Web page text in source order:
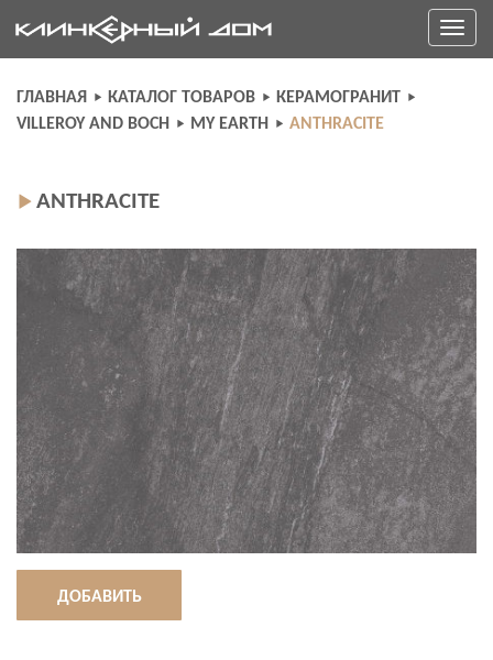
to
content
Toggle
ГЛАВНАЯ КАТАЛОГ ТОВАРОВ
КЕРАМОГРАНИТ
VILLEROY AND BOCH
MY EARTH ANTHRACITE
ANTHRACITE
ДОБАВИТЬ